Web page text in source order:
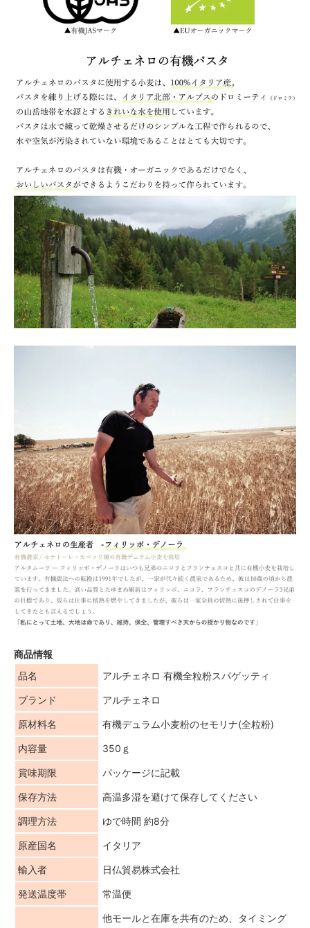
商品情報
品名
アルチェネロ 有機全粒粉スパゲッティ
ブランド アルチェネロ
原材料名 有機デュラム小麦粉のセモリナ(全粒粉)
内容量 350ｇ
賞味期限 パッケージに記載
保存方法 高温多湿を避けて保存してください
調理方法 ゆで時間 約8分
原産国名 イタリア
輸入者 日仏貿易株式会社
発送温度帯 常温便
他モールと在庫を共有のため、タイミング